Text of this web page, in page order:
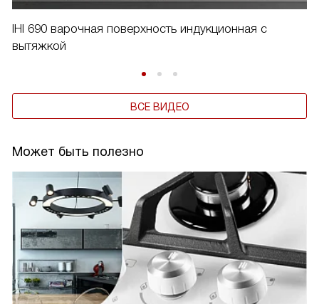
IHI 690 варочная поверхность индукционная с
вытяжкой
ВСЕ ВИДЕО
Может быть полезно